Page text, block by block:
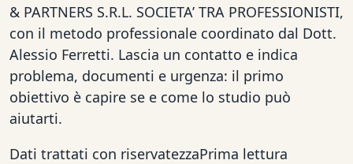
& PARTNERS S.R.L. SOCIETA’ TRA PROFESSIONISTI,
con il metodo professionale coordinato dal Dott.
Alessio Ferretti. Lascia un contatto e indica
problema, documenti e urgenza: il primo
obiettivo è capire se e come lo studio può
aiutarti.
Dati trattati con riservatezzaPrima lettura